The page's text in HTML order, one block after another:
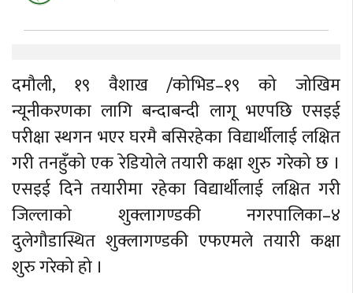
दमौली, १९ वैशाख /कोभिड–१९ को जोखिम
न्यूनीकरणका लागि बन्दाबन्दी लागू भएपछि एसइई
परीक्षा स्थगन भएर घरमै बसिरहेका विद्यार्थीलाई लक्षित
गरी तनहुँको एक रेडियोले तयारी कक्षा शुरु गरेको छ ।
एसइई दिने तयारीमा रहेका विद्यार्थीलाई लक्षित गरी
जिल्लाको शुक्लागण्डकी नगरपालिका–४
दुलेगौडास्थित शुक्लागण्डकी एफएमले तयारी कक्षा
शुरु गरेको हो ।